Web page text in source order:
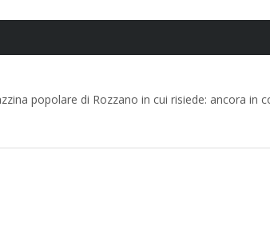
popolare di Rozzano in cui risiede: ancora in